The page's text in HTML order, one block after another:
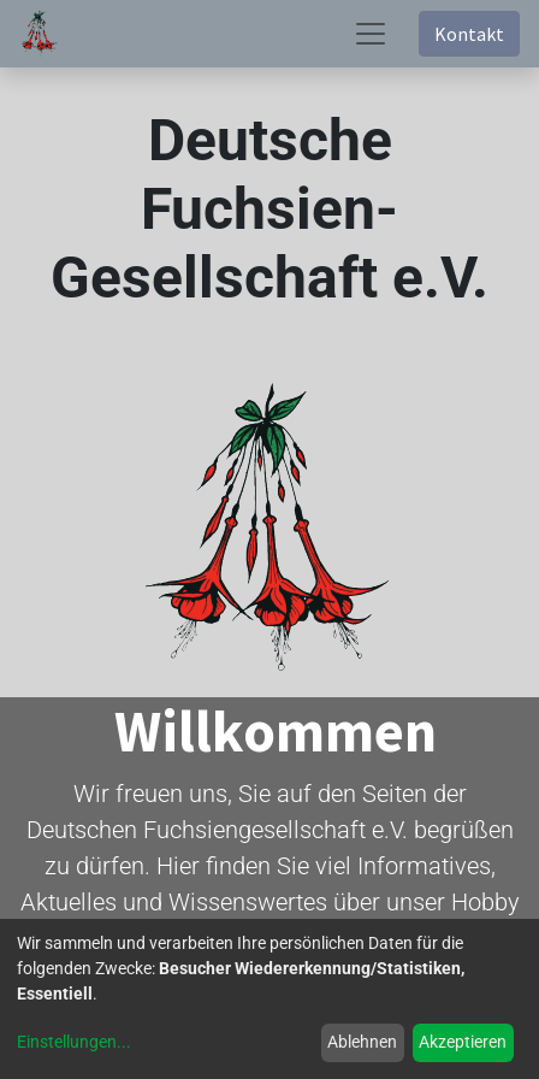
Kontakt
Deutsche
Fuchsien-
Gesellschaft e.V.
Willkommen
Wir freuen uns, Sie auf den Seiten der
Deutschen Fuchsiengesellschaft e.V. begrüßen
zu dürfen. Hier finden Sie viel Informatives,
Aktuelles und Wissenswertes über unser Hobby
- die Fuchsie.
Wir sammeln und verarbeiten Ihre persönlichen Daten für die
folgenden Zwecke: Besucher Wiedererkennung/Statistiken,
Essentiell .
Einstellungen... Ablehnen Akzeptieren